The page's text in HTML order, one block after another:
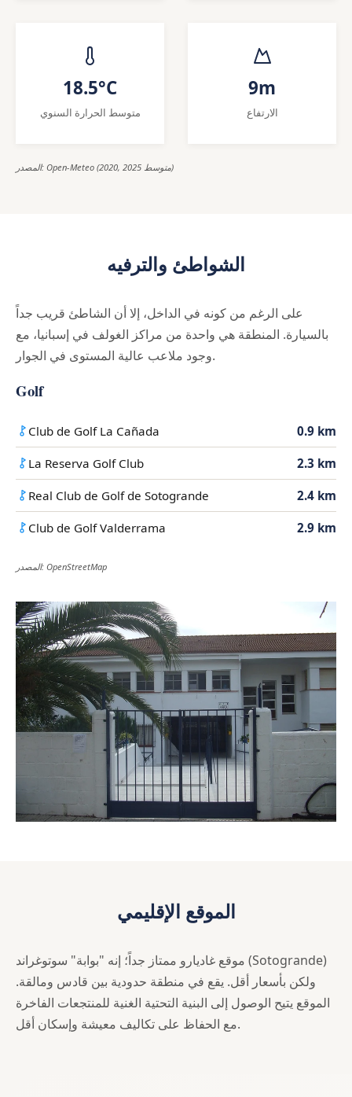
18.5°C
متوسط الحرارة السنوي
9m
الارتفاع
المصدر: Open-Meteo (2020, 2025 متوسط)
الشواطئ والترفيه
على الرغم من كونه في الداخل، إلا أن الشاطئ قريب جداً
بالسيارة. المنطقة هي واحدة من مراكز الغولف في إسبانيا، مع
وجود ملاعب عالية المستوى في الجوار.
Golf
Club de Golf La Cañada 0.9 km
La Reserva Golf Club 2.3 km
Real Club de Golf de Sotogrande 2.4 km
Club de Golf Valderrama 2.9 km
المصدر: OpenStreetMap
الموقع الإقليمي
موقع غاديارو ممتاز جداً؛ إنه "بوابة" سوتوغراند (Sotogrande)
ولكن بأسعار أقل. يقع في منطقة حدودية بين قادس ومالقة.
الموقع يتيح الوصول إلى البنية التحتية الغنية للمنتجعات الفاخرة
مع الحفاظ على تكاليف معيشة وإسكان أقل.